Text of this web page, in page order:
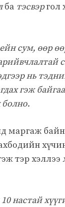
ба тэсвэргол
сум, өөр
нь
гэж
болно.
маргаж
тэр хэллээ
настай